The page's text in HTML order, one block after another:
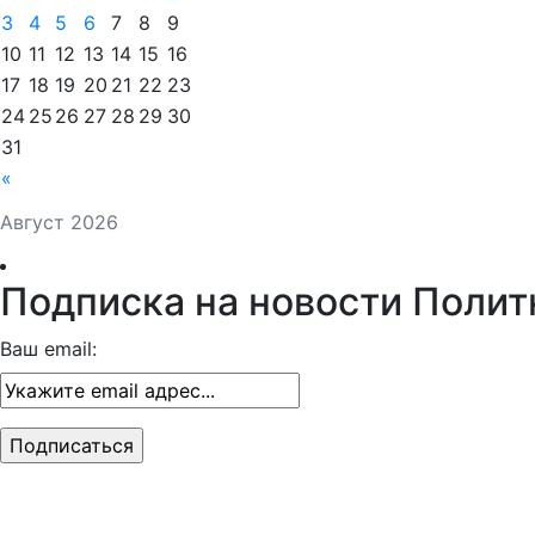
Август 2026
«
3
4 5 6 7 8
9
10 11 12 13 14 15 16
17 18 19 20 21 22 23
24 25 26 27 28 29 30
31
Подписка на новости
Ваш email: